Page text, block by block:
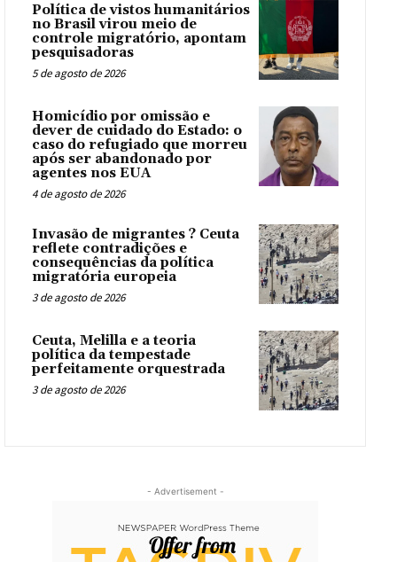
Política de vistos humanitários
no Brasil virou meio de
controle migratório, apontam
pesquisadoras
5 de agosto de 2026
Homicídio por omissão e
dever de cuidado do Estado: o
caso do refugiado que morreu
após ser abandonado por
agentes nos EUA
4 de agosto de 2026
Invasão de migrantes ? Ceuta
reflete contradições e
consequências da política
migratória europeia
3 de agosto de 2026
Ceuta, Melilla e a teoria
política da tempestade
perfeitamente orquestrada
3 de agosto de 2026
- Advertisement -